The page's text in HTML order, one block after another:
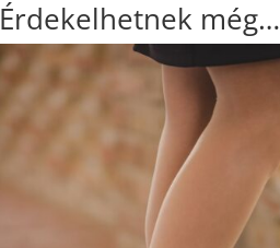
Érdekelhetnek még…